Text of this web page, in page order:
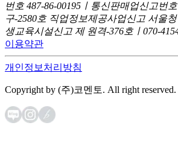
번호 487-86-00195ㅣ통신판매업신고번
구-2580호 직업정보제공사업신고 서울청
생교육시설신고 제 원격-376호ㅣ070-
이용약관
개인정보처리방침
Copyright by (주)코멘토. All right reserved.